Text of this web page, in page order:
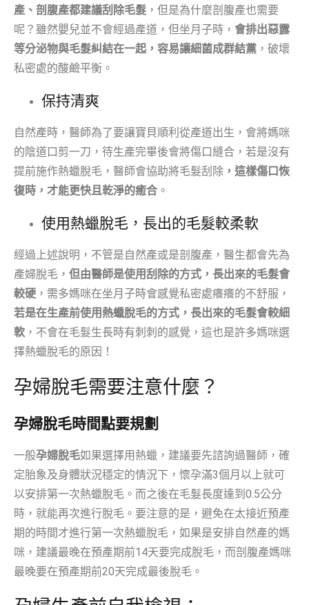
產、剖腹產都建議刮除毛髮 ，但是為什麼剖腹產也需要
呢？雖然嬰兒並不會經過產道，但坐月子時， 會排出惡露
等分泌物與毛髮糾結在一起，容易讓細菌成群結黨 ，破壞
私密處的酸鹼平衡。
保持清爽
自然產時，醫師為了要讓寶貝順利從產道出生，會將媽咪
的陰道口剪一刀，待生產完畢後會將傷口縫合，若是沒有
提前施作熱蠟脫毛，醫師會協助將毛髮刮除 ，這樣傷口恢
復時，才能更快且乾淨的癒合 。
使用熱蠟脫毛，長出的毛髮較柔軟
經過上述說明，不管是自然產或是剖腹產，醫生都會先為
產婦脫毛， 但由醫師是使用刮除的方式，長出來的毛髮會
較硬 ，需多媽咪在坐月子時會感覺私密處癢癢的不舒服，
若是在生產前使用熱蠟脫毛的方式，長出來的毛髮會較細
軟 ，不會在毛髮生長時有刺刺的感覺，這也是許多媽咪選
擇熱蠟脫毛的原因！
孕婦脫毛需要注意什麼？
孕婦脫毛時間點要規劃
一般孕婦脫毛如果選擇用熱蠟，建議要先諮詢過醫師，確
定胎象及身體狀況穩定的情況下，懷孕滿3個月以上就可
以安排第一次熱蠟脫毛。而之後在毛髮長度達到0.5公分
時，就能再次進行脫毛。要注意的是，避免在太接近預產
期的時間才進行第一次熱蠟脫毛，如果是安排自然產的媽
咪，建議最晚在預產期前14天要完成脫毛，而剖腹產媽咪
最晚要在預產期前20天完成最後脫毛。